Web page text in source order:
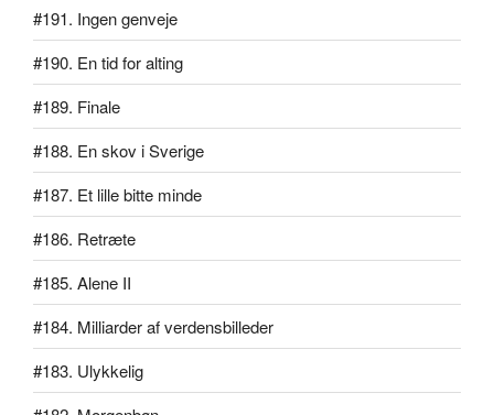
#191. Ingen genveje
#190. En tid for alting
#189. Finale
#188. En skov i Sverige
#187. Et lille bitte minde
#186. Retræte
#185. Alene II
#184. Milliarder af verdensbilleder
#183. Ulykkelig